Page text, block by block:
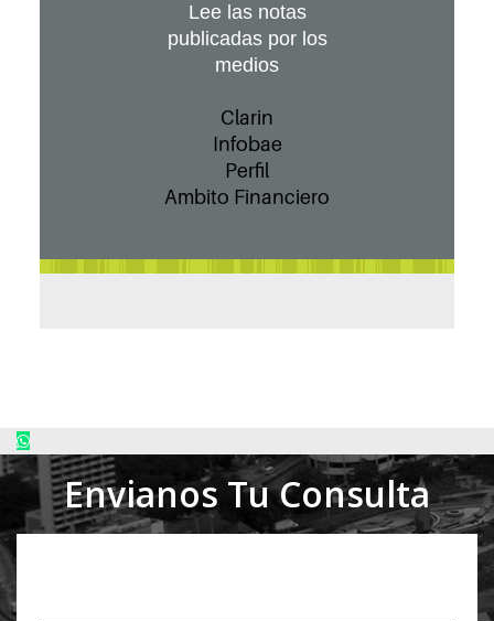
Lee las notas
publicadas por los
medios
Clarin
Infobae
Perfil
Ambito Financiero
Envianos Tu Consulta